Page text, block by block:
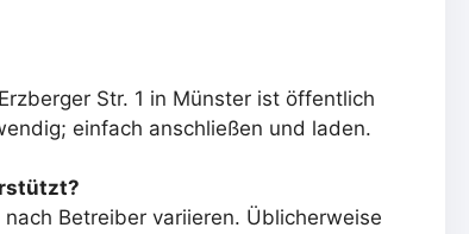
Str. 1 in Münster ist öffentlich
einfach anschließen und laden.
Betreiber variieren. Üblicherweise